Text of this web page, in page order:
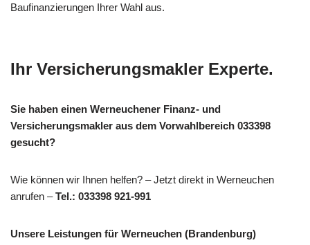
Baufinanzierungen Ihrer Wahl aus.
Ihr Versicherungsmakler Experte.
Sie haben einen Werneuchener Finanz- und
Versicherungsmakler aus dem Vorwahlbereich 033398
gesucht?
Wie können wir Ihnen helfen? – Jetzt direkt in Werneuchen
anrufen –Tel.: 033398 921-991
Unsere Leistungen für Werneuchen (Brandenburg)